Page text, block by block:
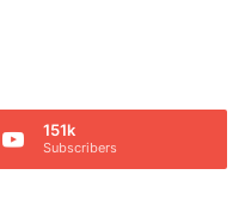
151k
Subscribers